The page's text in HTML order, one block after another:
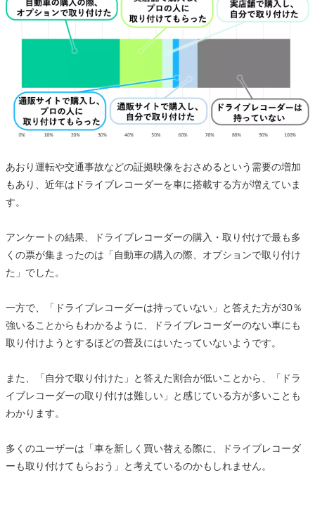
あおり運転や交通事故などの証拠映像をおさめるという需要の増加
もあり、近年はドライブレコーダーを車に搭載する方が増えていま
す。
アンケートの結果、ドライブレコーダーの購入・取り付けで最も多
くの票が集まったのは「自動車の購入の際、オプションで取り付け
た」でした。
一方で、「ドライブレコーダーは持っていない」と答えた方が30％
強いることからもわかるように、ドライブレコーダーのない車にも
取り付けようとするほどの普及にはいたっていないようです。
また、「自分で取り付けた」と答えた割合が低いことから、「ドラ
イブレコーダーの取り付けは難しい」と感じている方が多いことも
わかります。
多くのユーザーは「車を新しく買い替える際に、ドライブレコーダ
ーも取り付けてもらおう」と考えているのかもしれません。